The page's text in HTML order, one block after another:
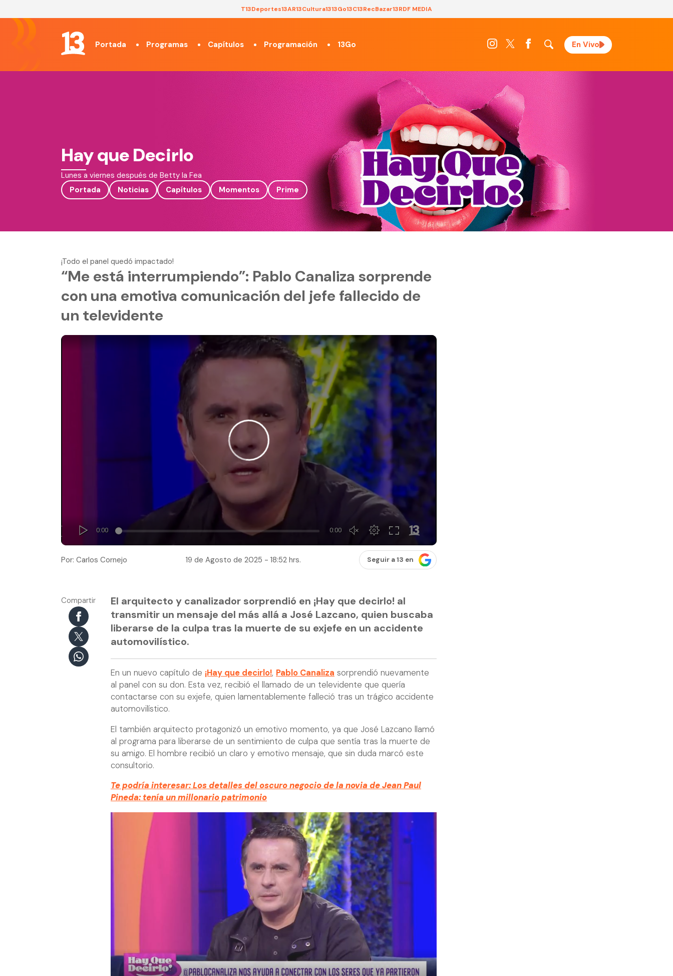
T13Deportes13AR13Cultura1313Go13C13RecBazar13RDF MEDIA
Portada Programas Capítulos Programación 13Go En Vivo
Hay que Decirlo
Lunes a viernes después de Betty la Fea
Portada
Noticias Capítulos Momentos Prime
¡Todo el panel quedó impactado!
“Me está interrumpiendo”: Pablo Canaliza sorprende
con una emotiva comunicación del jefe fallecido de
un televidente
Por: Carlos Cornejo 19 de Agosto de 2025 - 18:52 hrs. Seguir a 13 en
Compartir
El arquitecto y canalizador sorprendió en ¡Hay que decirlo! al
transmitir un mensaje del más allá a José Lazcano, quien buscaba
liberarse de la culpa tras la muerte de su exjefe en un accidente
automovilístico.
En un nuevo capítulo de ¡Hay que decirlo!, Pablo Canaliza sorprendió nuevamente
al panel con su don. Esta vez, recibió el llamado de un televidente que quería
contactarse con su exjefe, quien lamentablemente falleció tras un trágico accidente
automovilístico.
El también arquitecto protagonizó un emotivo momento, ya que José Lazcano llamó
al programa para liberarse de un sentimiento de culpa que sentía tras la muerte de
su amigo. El hombre recibió un claro y emotivo mensaje, que sin duda marcó este
consultorio.
Te podría interesar: Los detalles del oscuro negocio de la novia de Jean Paul
Pineda: tenía un millonario patrimonio